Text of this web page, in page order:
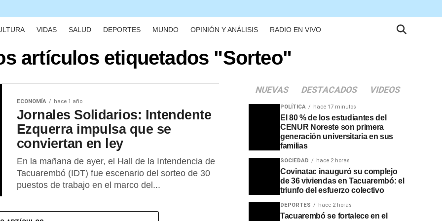
VIDAS SALUD DEPORTES MUNDO OPINIÓN Y ANÁLISIS RADIO EN VIVO
artículos etiquetados "Sorteo"
ECONOMÍA hace 1 año
Jornales Solidarios: Intendente
Ezquerra impulsa que se
conviertan en ley
En la mañana de ayer, el Hall de la Intendencia de
Tacuarembó (IDT) fue escenario del sorteo de 30
puestos de trabajo en el marco del...
NUEVAS DESTACADOS VIDEOS
POLÍTICA hace 17 minutos
El 80 % de los estudiantes del
CENUR Noreste son primera
generación universitaria en sus
familias
SOCIEDAD hace 2 horas
Covinatac inauguró su complejo
de 36 viviendas en Tacuarembó: el
triunfo del esfuerzo colectivo
DEPORTES hace 2 horas
Tacuarembó se fortalece en el